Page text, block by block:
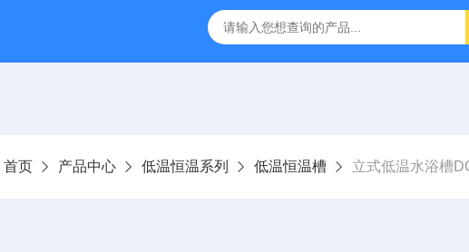
样蒸发浓缩赶酸仪ZDGS-8 厌氧手套箱YQX-I半自动厌氧培养箱
首页 产品中心 低温恒温系列 低温恒温槽 立式低温水浴槽